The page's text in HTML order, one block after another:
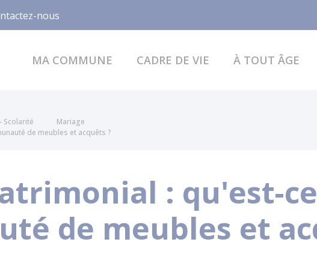
nous
MA COMMUNE CADRE DE VIE À TOUT ÂGE
Scolarité
Mariage
de meubles et acquêts ?
: qu'est-
de meubles et